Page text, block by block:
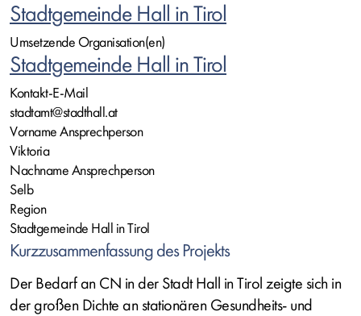
Stadtgemeinde Hall in Tirol
Umsetzende Organisation(en)
Stadtgemeinde Hall in Tirol
Kontakt-E-Mail
stadtamt@stadthall.at
Vorname Ansprechperson
Viktoria
Nachname Ansprechperson
Selb
Region
Stadtgemeinde Hall in Tirol
Kurzzusammenfassung des Projekts
Der Bedarf an CN in der Stadt Hall in Tirol zeigte sich in
der großen Dichte an stationären Gesundheits- und